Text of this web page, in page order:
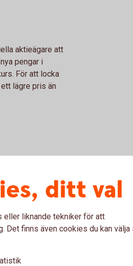
aktieägare att
pengar i
För att locka
lägre pris än
Public Real Estate
ditt val
eller liknande tekniker för att
Det finns även cookies du kan välja